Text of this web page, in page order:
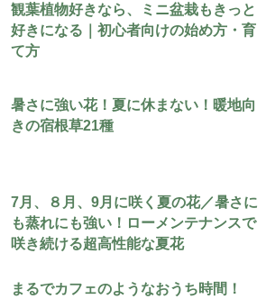
観葉植物好きなら、ミニ盆栽もきっと
好きになる｜初心者向けの始め方・育
て方
暑さに強い花！夏に休まない！暖地向
きの宿根草21種
7月、８月、9月に咲く夏の花／暑さに
も蒸れにも強い！ローメンテナンスで
咲き続ける超高性能な夏花
まるでカフェのようなおうち時間！